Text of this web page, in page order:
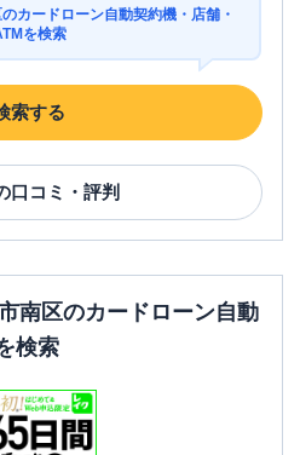
カードローン自動契約機・店舗・
を検索
索する
口コミ・評判
南区のカードローン自動
検索